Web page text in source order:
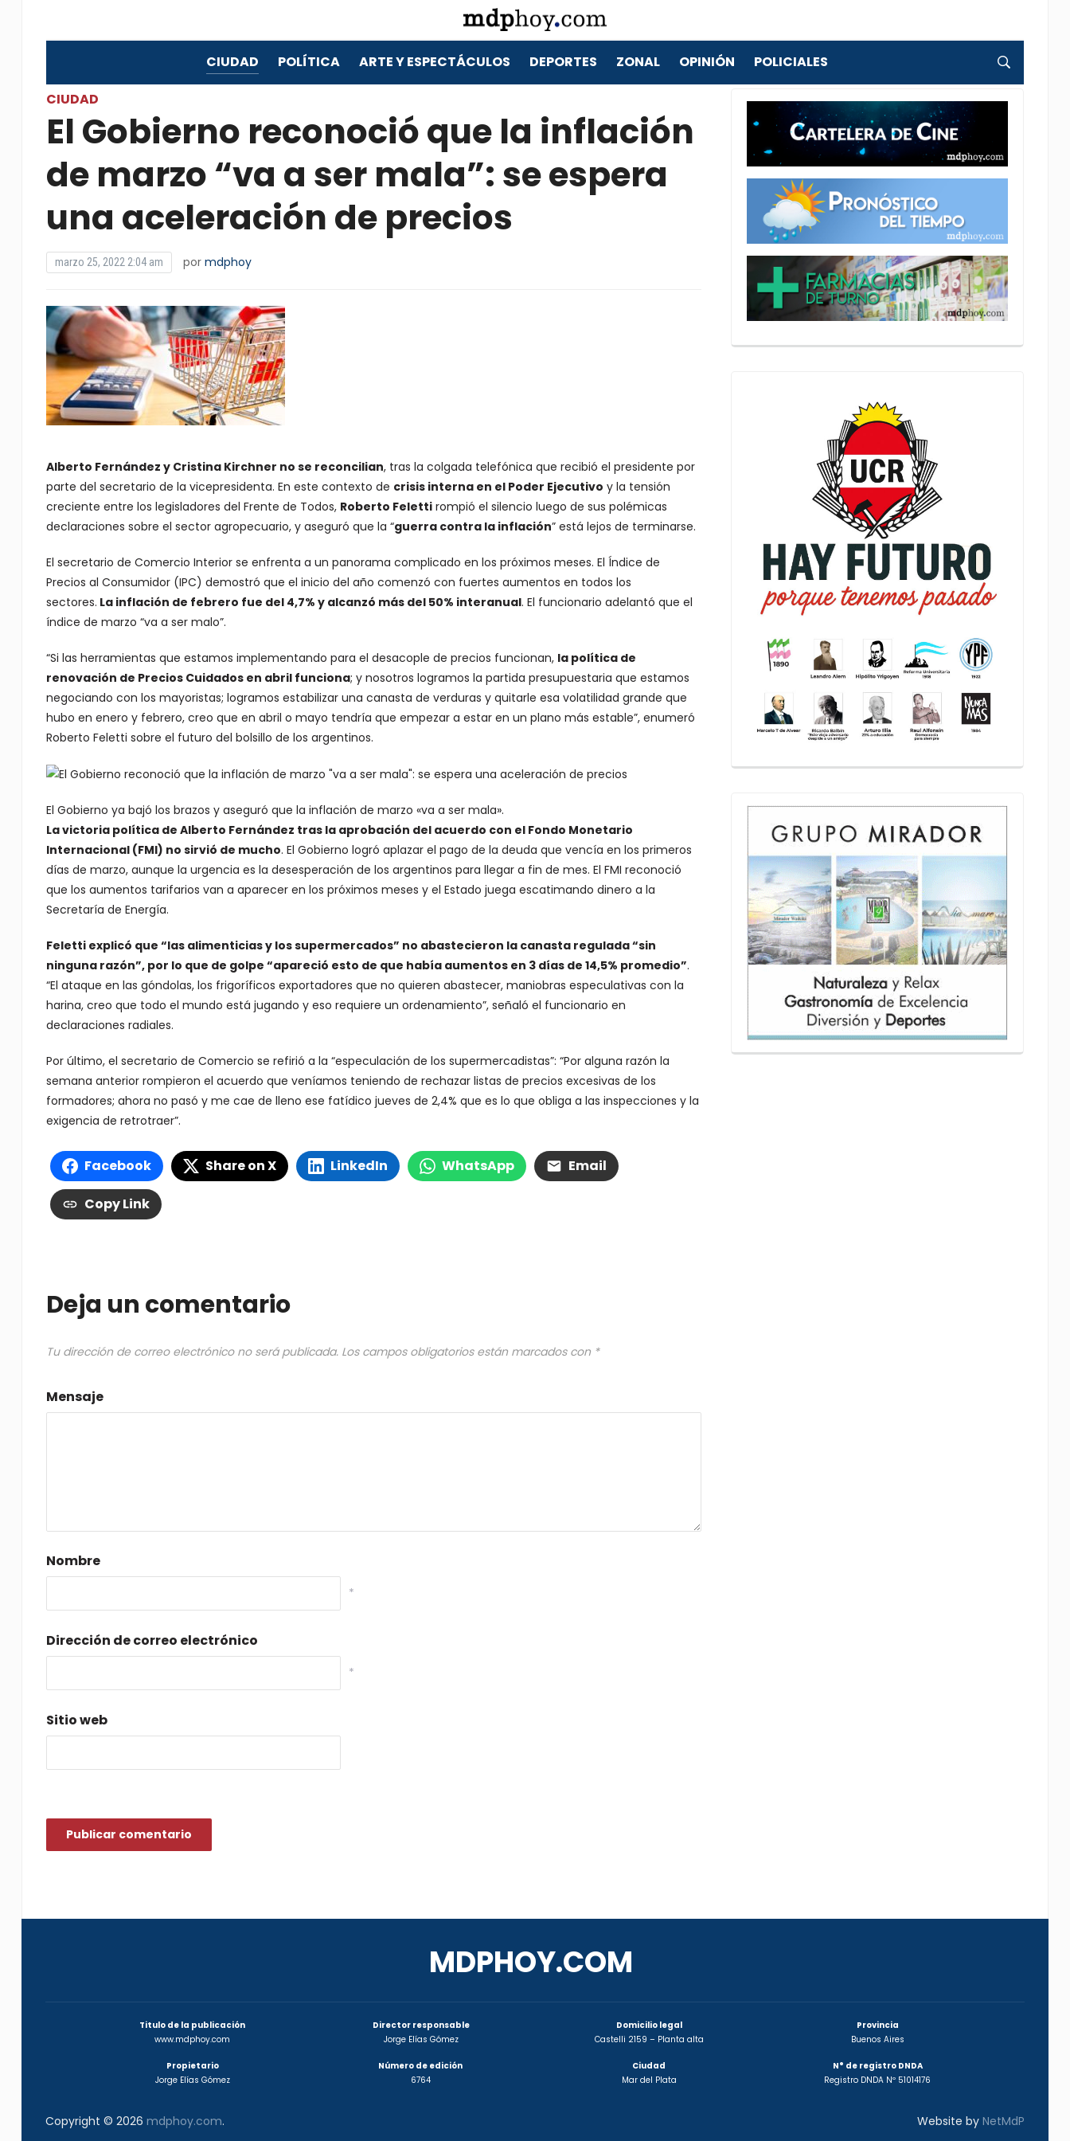
CIUDAD POLÍTICA ARTE Y ESPECTÁCULOS DEPORTES ZONAL OPINIÓN POLICIALES
CIUDAD
El Gobierno reconoció que la inflación
de marzo “va a ser mala”: se espera
una aceleración de precios
marzo 25, 2022 2:04 am por mdphoy
Alberto Fernández y Cristina Kirchner no se reconcilian, tras la colgada telefónica que recibió el presidente por
parte del secretario de la vicepresidenta. En este contexto de crisis interna en el Poder Ejecutivo y la tensión
creciente entre los legisladores del Frente de Todos, Roberto Felettirompió el silencio luego de sus polémicas
declaraciones sobre el sector agropecuario, y aseguró que la “guerra contra la inflación” está lejos de terminarse.
El secretario de Comercio Interior se enfrenta a un panorama complicado en los próximos meses. El Índice de
Precios al Consumidor (IPC) demostró que el inicio del año comenzó con fuertes aumentos en todos los
sectores. La inflación de febrero fue del 4,7% y alcanzó más del 50% interanual. El funcionario adelantó que el
índice de marzo “va a ser malo”.
“Si las herramientas que estamos implementando para el desacople de precios funcionan, la política de
renovación de Precios Cuidados en abril funciona; y nosotros logramos la partida presupuestaria que estamos
negociando con los mayoristas; logramos estabilizar una canasta de verduras y quitarle esa volatilidad grande que
hubo en enero y febrero, creo que en abril o mayo tendría que empezar a estar en un plano más estable”, enumeró
Roberto Feletti sobre el futuro del bolsillo de los argentinos.
El Gobierno ya bajó los brazos y aseguró que la inflación de marzo «va a ser mala».
La victoria política de Alberto Fernández tras la aprobación del acuerdo con el Fondo Monetario
Internacional (FMI) no sirvió de mucho. El Gobierno logró aplazar el pago de la deuda que vencía en los primeros
días de marzo, aunque la urgencia es la desesperación de los argentinos para llegar a fin de mes. El FMI reconoció
que los aumentos tarifarios van a aparecer en los próximos meses y el Estado juega escatimando dinero a la
Secretaría de Energía.
Feletti explicó que “las alimenticias y los supermercados” no abastecieron la canasta regulada “sin
ninguna razón”, por lo que de golpe “apareció esto de que había aumentos en 3 días de 14,5% promedio”.
“El ataque en las góndolas, los frigoríficos exportadores que no quieren abastecer, maniobras especulativas con la
harina, creo que todo el mundo está jugando y eso requiere un ordenamiento”, señaló el funcionario en
declaraciones radiales.
Por último, el secretario de Comercio se refirió a la “especulación de los supermercadistas”: “Por alguna razón la
semana anterior rompieron el acuerdo que veníamos teniendo de rechazar listas de precios excesivas de los
formadores; ahora no pasó y me cae de lleno ese fatídico jueves de 2,4% que es lo que obliga a las inspecciones y la
exigencia de retrotraer”.
Facebook Share on X LinkedIn WhatsApp Email
Copy Link
Deja un comentario
Tu dirección de correo electrónico no será publicada. Los campos obligatorios están marcados con *
Mensaje
Nombre
*
Dirección de correo electrónico
*
Sitio web
MDPHOY.COM
Titulo de la publicación
www.mdphoy.com
Propietario
Jorge Elías Gómez
Director responsable
Jorge Elías Gómez
Número de edición
6764
Domicilio legal
Castelli 2159 – Planta alta
Ciudad
Mar del Plata
Provincia
Buenos Aires
N° de registro DNDA
Registro DNDA Nº 51014176
Copyright © 2026 mdphoy.com. Website byNetMdP